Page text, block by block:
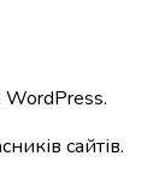
сайтів.